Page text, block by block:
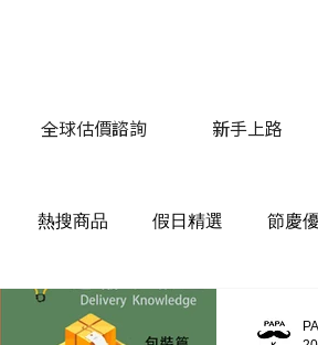
全球估價諮詢 新手上路
熱搜商品 假日精選 節慶